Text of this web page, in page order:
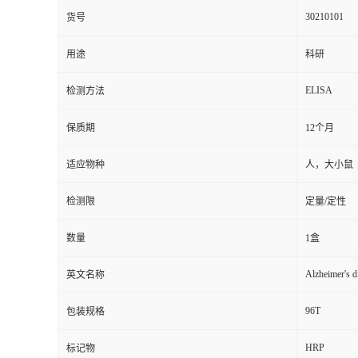
货号 30210101
用途 科研
检测方法 ELISA
保质期 12个月
适应物种 人，大小鼠
检测限 定量/定性
数量 1盒
英文名称 Alzheimer's
包装规格 96T
标记物 HRP